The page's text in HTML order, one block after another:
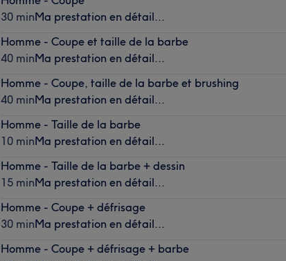
30 minMa prestation en détail...
Homme - Coupe et taille de la barbe
40 minMa prestation en détail...
Homme - Coupe, taille de la barbe et brushing
40 minMa prestation en détail...
Homme - Taille de la barbe
10 minMa prestation en détail...
Homme - Taille de la barbe + dessin
15 minMa prestation en détail...
Homme - Coupe + défrisage
30 minMa prestation en détail...
Homme - Coupe + défrisage + barbe